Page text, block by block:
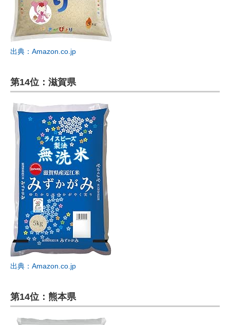
出典：Amazon.co.jp
第14位：滋賀県
出典：Amazon.co.jp
第14位：熊本県